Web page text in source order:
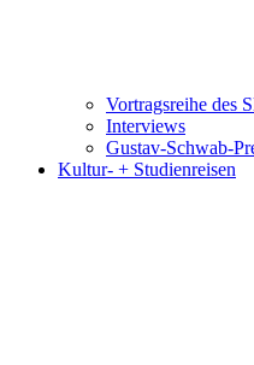
Vortragsreihe des
Interviews
Gustav-Schwab-
Kultur- + Studienreisen